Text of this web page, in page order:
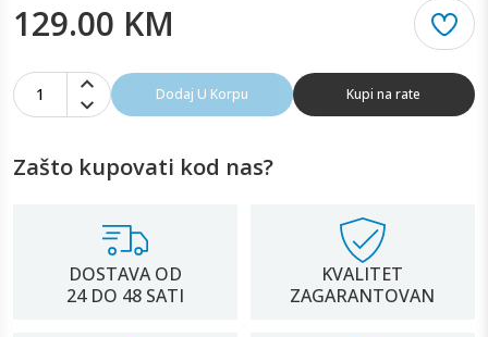
129.00 KM
1 Dodaj U Korpu Kupi na rate
Zašto kupovati kod nas?
DOSTAVA OD
24 DO 48 SATI
KVALITET
ZAGARANTOVAN